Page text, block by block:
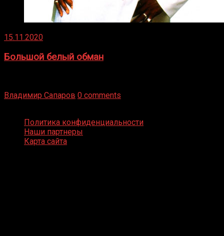
15.11.2020
Большой белый обман
Владимир Сапаров 0 comments
Политика конфиденциальности
Наши партнеры
Карта сайта